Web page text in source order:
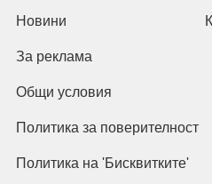
Новини
За реклама
Общи условия
Политика за поверителност
Политика на 'Бисквитките'